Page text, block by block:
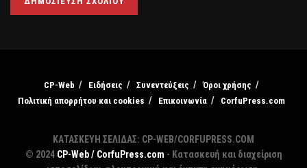
CP-Web Ειδήσεις Συνεντεύξεις
Όροι χρήσης
Πολιτική απορρήτου και cookies
Επικοινωνία CorfuPress.com
ΚΑΤΑΣΚΕΥΗ ΣΕΛΙΔΑΣ: CP-WEB/CORFUPRESS.COM
© 2024 CP-Web / CorfuPress.com - Κατασκευή και διαχείριση